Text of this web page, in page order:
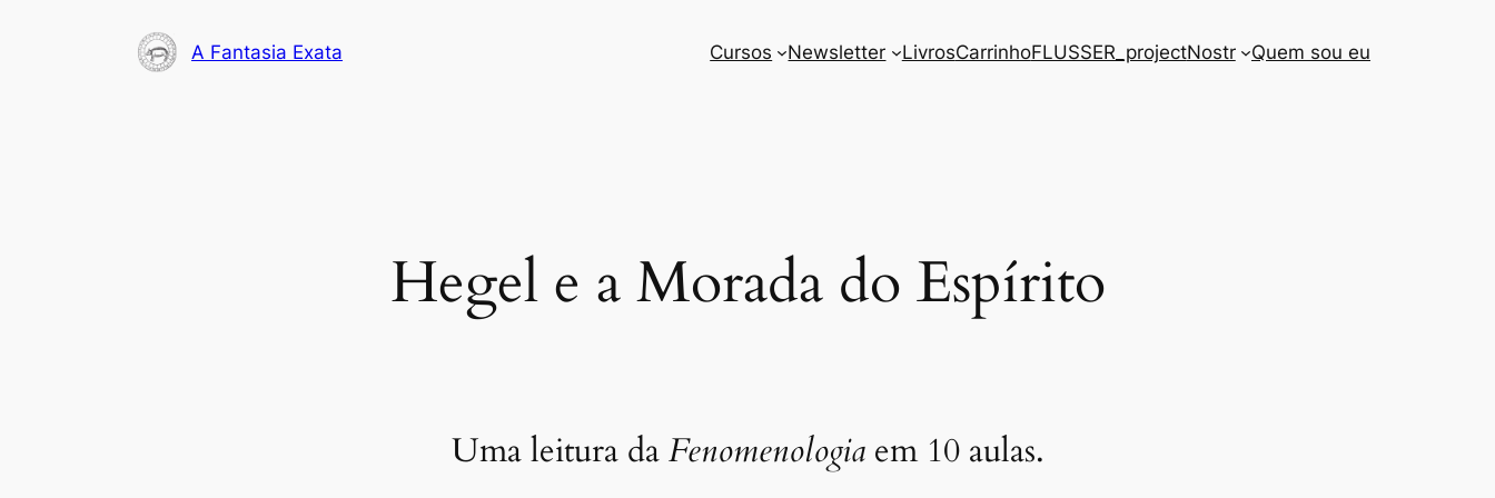
A Fantasia Exata Cursos Newsletter LivrosCarrinhoFLUSSER_projectNostr Quem sou eu
Hegel e a Morada do Espírito
Uma leitura da Fenomenologiaem 10 aulas.